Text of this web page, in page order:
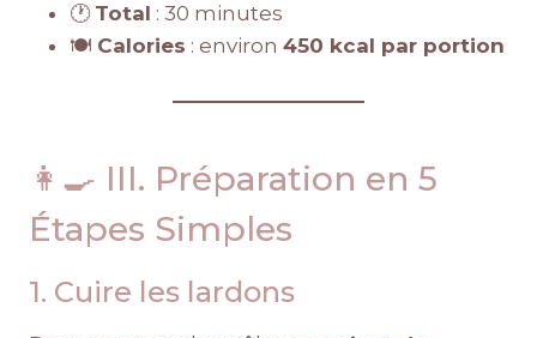
🕐 Total : 30 minutes
🍽️ Calories : environ 450 kcal par portion
👩‍🍳 III. Préparation en 5
Étapes Simples
1. Cuire les lardons